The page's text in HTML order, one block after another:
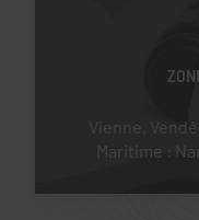
Vienne,
Maritime :